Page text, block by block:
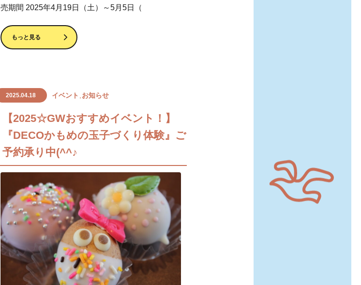
売期間 2025年4月19日（土）～5月5日（
もっと見る
2025.04.18 イベント お知らせ
【2025☆GWおすすめイベント！】
『DECOかもめの玉子づくり体験』ご
予約承り中(^^♪